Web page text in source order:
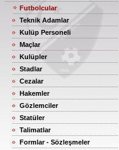
Futbolcular
Teknik Adamlar
Kulüp Personeli
Maçlar
Kulüpler
Stadlar
Cezalar
Hakemler
Gözlemciler
Statüler
Talimatlar
Formlar - Sözleşmeler